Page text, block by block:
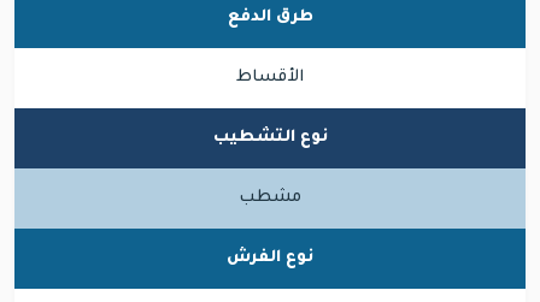
طرق الدفع
الأقساط
نوع التشطيب
مشطب
نوع الفرش